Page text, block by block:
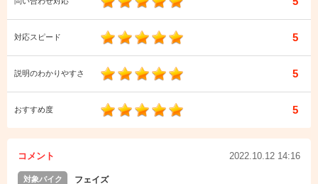
対応スピード 5
説明のわかりやすさ 5
おすすめ度 5
コメント 2022.10.12 14:16
対象バイク フェイズ